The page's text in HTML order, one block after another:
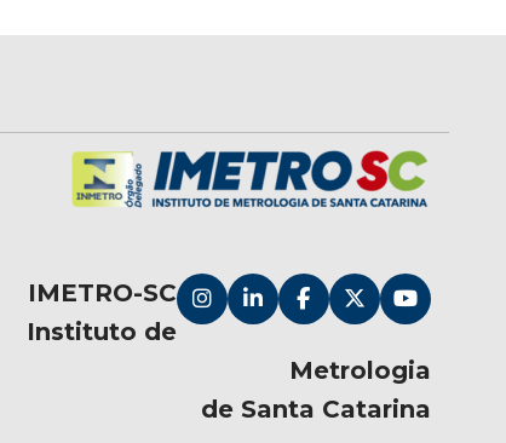
IMETRO-SC
Instituto de
Metrologia
de Santa Catarina